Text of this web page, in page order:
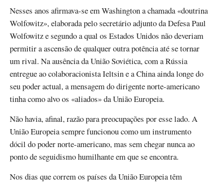
Nesses anos afirmava-se em Washington a chamada «doutrina
Wolfowitz», elaborada pelo secretário adjunto da Defesa Paul
Wolfowitz e segundo a qual os Estados Unidos não deveriam
permitir a ascensão de qualquer outra potência até se tornar
um rival. Na ausência da União Soviética, com a Rússia
entregue ao colaboracionista Ieltsin e a China ainda longe do
seu poder actual, a mensagem do dirigente norte-americano
tinha como alvo os «aliados» da União Europeia.
Não havia, afinal, razão para preocupações por esse lado. A
União Europeia sempre funcionou como um instrumento
dócil do poder norte-americano, mas sem chegar nunca ao
ponto de seguidismo humilhante em que se encontra.
Nos dias que correm os países da União Europeia têm